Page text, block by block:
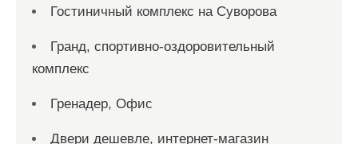
Гостиничный комплекс на Суворова
Гранд, спортивно-оздоровительный
комплекс
Гренадер, Офис
Двери дешевле, интернет-магазин